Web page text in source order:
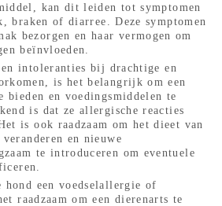
kan dit leiden tot symptomen
braken of diarree. Deze symptomen
bezorgen en haar vermogen om
beïnvloeden.
intoleranties bij drachtige en
is het belangrijk om een
bieden en voedingsmiddelen te
is dat ze allergische reacties
is ook raadzaam om het dieet van
en nieuwe
te introduceren om eventuele
een voedselallergie of
raadzaam om een dierenarts te